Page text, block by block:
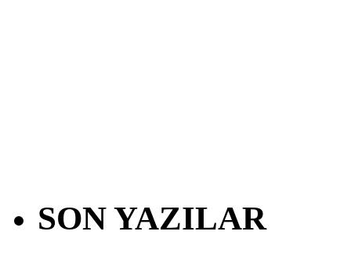
SON YAZILAR